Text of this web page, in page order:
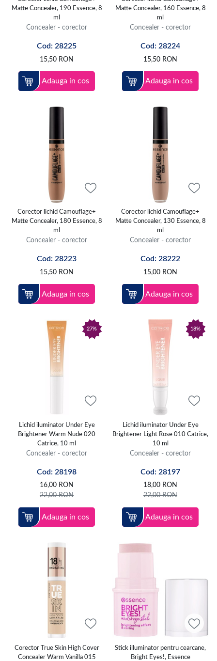
Matte Concealer, 190 Essence, 8
ml
Concealer - corector
Cod: 28225
15,50 RON
Adauga in cos
Matte Concealer, 160 Essence, 8
ml
Concealer - corector
Cod: 28224
15,50 RON
Adauga in cos
Corector lichid Camouflage+
Matte Concealer, 180 Essence, 8
ml
Concealer - corector
Cod: 28223
15,50 RON
Adauga in cos
Corector lichid Camouflage+
Matte Concealer, 130 Essence, 8
ml
Concealer - corector
Cod: 28222
15,00 RON
Adauga in cos
27%
Lichid iluminator Under Eye
Brightener Warm Nude 020
Catrice, 10 ml
Concealer - corector
Cod: 28198
16,00 RON
22,00RON
Adauga in cos
18%
Lichid iluminator Under Eye
Brightener Light Rose 010 Catrice,
10 ml
Concealer - corector
Cod: 28197
18,00 RON
22,00RON
Adauga in cos
Corector True Skin High Cover
Concealer Warm Vanilla 015
Stick illuminator pentru cearcane,
Bright Eyes!, Essence